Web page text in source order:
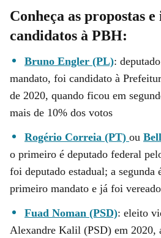
Conheça as propostas
candidatos à PBH:
Bruno Engler (PL):
mandato, foi candidato à
de 2020, quando ficou em
mais de 10% dos votos
Rogério Correia (PT) ou
o primeiro é deputado federal
foi deputado estadual; a segunda
primeiro mandato e já foi
Fuad Noman (PSD): eleito
Alexandre Kalil (PSD) em 2020,